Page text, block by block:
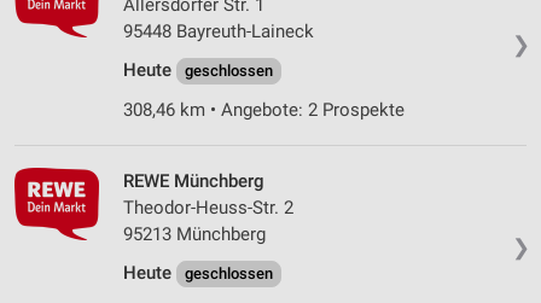
❯
Allersdorfer Str. 1
95448 Bayreuth-Laineck
Heute
geschlossen
308,46 km • Angebote: 2 Prospekte
❯
REWE Münchberg
Theodor-Heuss-Str. 2
95213 Münchberg
Heute
geschlossen
personalisierter Inhalte
Messung der Werbeleistung
Messung der Performance von Inhalten
Analyse von Zielgruppen durch Statistiken oder
Kombinationen von Daten aus verschiedenen
Quellen
Entwicklung und Verbesserung der Angebote